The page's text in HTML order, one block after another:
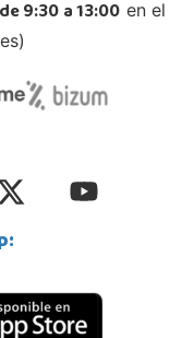
9:30 a 13:00 en el